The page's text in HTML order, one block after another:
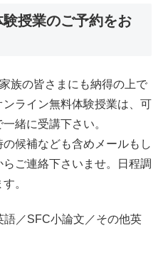
授業のご予約をお
族の皆さまにも納得の上で
ライン無料体験授業は、可
緒に受講下さい。
候補なども含めメールもし
ご連絡下さいませ。日程調
。
／SFC小論文／その他英